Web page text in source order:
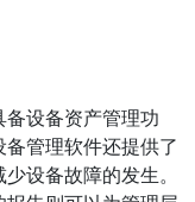
设备资产管理功
管理软件还提供了
设备故障的发生。